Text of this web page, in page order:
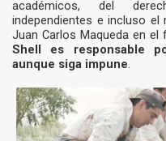
académicos, del
independientes e incluso
Juan Carlos Maqueda en el
Shell es responsable
aunque siga impune